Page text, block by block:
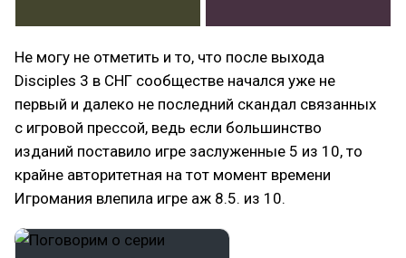
Не могу не отметить и то, что после выхода
Disciples 3 в СНГ сообществе начался уже не
первый и далеко не последний скандал связанных
с игровой прессой, ведь если большинство
изданий поставило игре заслуженные 5 из 10, то
крайне авторитетная на тот момент времени
Игромания влепила игре аж 8.5. из 10.